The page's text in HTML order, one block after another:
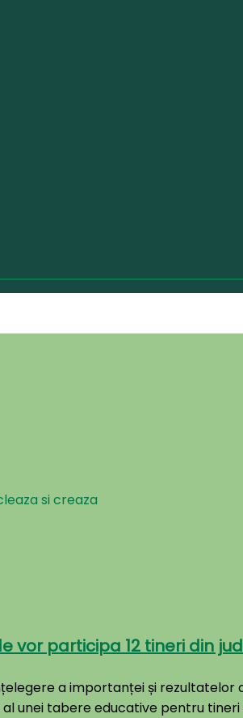
vor participa 12 tineri din
a importanței și
unei tabere educative pentru